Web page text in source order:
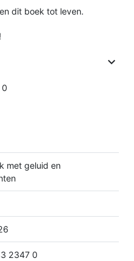
dit boek tot leven.

met geluid en
2347 0